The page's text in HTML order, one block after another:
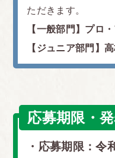
ただきます。
【一般部門】プロ
【ジュニア部門】
応募期限・
・応募期限：令